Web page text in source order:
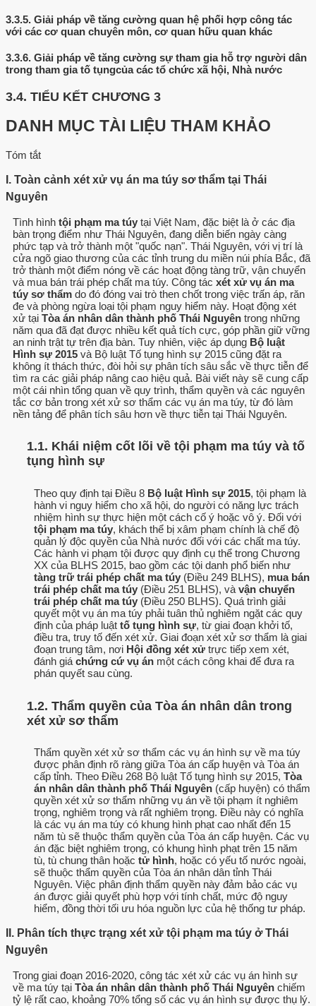
3.3.5. Giải pháp về tăng cường quan hệ phối hợp công tác
với các cơ quan chuyên môn, cơ quan hữu quan khác
3.3.6. Giải pháp về tăng cường sự tham gia hỗ trợ người dân
trong tham gia tố tụngcủa các tổ chức xã hội, Nhà nước
3.4. TIỂU KẾT CHƯƠNG 3
DANH MỤC TÀI LIỆU THAM KHẢO
Tóm tắt
I. Toàn cảnh xét xử vụ án ma túy sơ thẩm tại Thái
Nguyên
Tình hình tội phạm ma túy tại Việt Nam, đặc biệt là ở các địa
bàn trọng điểm như Thái Nguyên, đang diễn biến ngày càng
phức tạp và trở thành một "quốc nạn". Thái Nguyên, với vị trí là
cửa ngõ giao thương của các tỉnh trung du miền núi phía Bắc, đã
trở thành một điểm nóng về các hoạt động tàng trữ, vận chuyển
và mua bán trái phép chất ma túy. Công tác xét xử vụ án ma
túy sơ thẩm do đó đóng vai trò then chốt trong việc trấn áp, răn
đe và phòng ngừa loại tội phạm nguy hiểm này. Hoạt động xét
xử tại Tòa án nhân dân thành phố Thái Nguyên trong những
năm qua đã đạt được nhiều kết quả tích cực, góp phần giữ vững
an ninh trật tự trên địa bàn. Tuy nhiên, việc áp dụng Bộ luật
Hình sự 2015 và Bộ luật Tố tụng hình sự 2015 cũng đặt ra
không ít thách thức, đòi hỏi sự phân tích sâu sắc về thực tiễn để
tìm ra các giải pháp nâng cao hiệu quả. Bài viết này sẽ cung cấp
một cái nhìn tổng quan về quy trình, thẩm quyền và các nguyên
tắc cơ bản trong xét xử sơ thẩm các vụ án ma túy, từ đó làm
nền tảng để phân tích sâu hơn về thực tiễn tại Thái Nguyên.
1.1. Khái niệm cốt lõi về tội phạm ma túy và tố
tụng hình sự
Theo quy định tại Điều 8 Bộ luật Hình sự 2015, tội phạm là
hành vi nguy hiểm cho xã hội, do người có năng lực trách
nhiệm hình sự thực hiện một cách cố ý hoặc vô ý. Đối với
tội phạm ma túy, khách thể bị xâm phạm chính là chế độ
quản lý độc quyền của Nhà nước đối với các chất ma túy.
Các hành vi phạm tội được quy định cụ thể trong Chương
XX của BLHS 2015, bao gồm các tội danh phổ biến như
tàng trữ trái phép chất ma túy (Điều 249 BLHS), mua bán
trái phép chất ma túy (Điều 251 BLHS), và vận chuyển
trái phép chất ma túy (Điều 250 BLHS). Quá trình giải
quyết một vụ án ma túy phải tuân thủ nghiêm ngặt các quy
định của pháp luật tố tụng hình sự, từ giai đoạn khởi tố,
điều tra, truy tố đến xét xử. Giai đoạn xét xử sơ thẩm là giai
đoạn trung tâm, nơi Hội đồng xét xử trực tiếp xem xét,
đánh giá chứng cứ vụ án một cách công khai để đưa ra
phán quyết sau cùng.
1.2. Thẩm quyền của Tòa án nhân dân trong
xét xử sơ thẩm
Thẩm quyền xét xử sơ thẩm các vụ án hình sự về ma túy
được phân định rõ ràng giữa Tòa án cấp huyện và Tòa án
cấp tỉnh. Theo Điều 268 Bộ luật Tố tụng hình sự 2015, Tòa
án nhân dân thành phố Thái Nguyên (cấp huyện) có thẩm
quyền xét xử sơ thẩm những vụ án về tội phạm ít nghiêm
trọng, nghiêm trọng và rất nghiêm trọng. Điều này có nghĩa
là các vụ án ma túy có khung hình phạt cao nhất đến 15
năm tù sẽ thuộc thẩm quyền của Tòa án cấp huyện. Các vụ
án đặc biệt nghiêm trọng, có khung hình phạt trên 15 năm
tù, tù chung thân hoặc tử hình, hoặc có yếu tố nước ngoài,
sẽ thuộc thẩm quyền của Tòa án nhân dân tỉnh Thái
Nguyên. Việc phân định thẩm quyền này đảm bảo các vụ
án được giải quyết phù hợp với tính chất, mức độ nguy
hiểm, đồng thời tối ưu hóa nguồn lực của hệ thống tư pháp.
II. Phân tích thực trạng xét xử tội phạm ma túy ở Thái
Nguyên
Trong giai đoạn 2016-2020, công tác xét xử các vụ án hình sự
về ma túy tại Tòa án nhân dân thành phố Thái Nguyên chiếm
tỷ lệ rất cao, khoảng 70% tổng số các vụ án hình sự được thụ lý.